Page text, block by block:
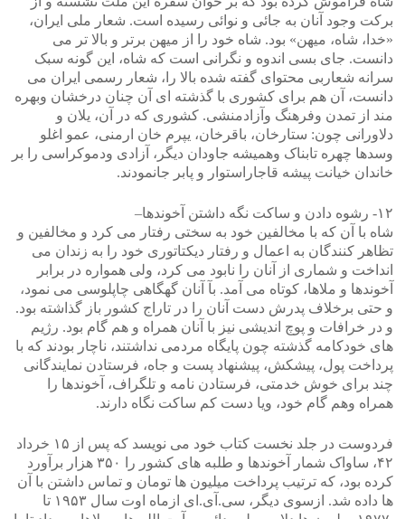
برکت وجود آنان به جائی و نوائی رسیده است. شعار ملی ایران،
«خدا، شاه، میهن» بود. شاه خود را از میهن برتر و بالا تر می
دانست. جای بسی اندوه و نگرانی است که شاه، این گونه سبک
سرانه شعاربی محتوای گفته شده بالا را، شعار رسمی ایران می
دانست، آن هم برای کشوری با گذشته ای آن چنان درخشان وبهره
مند از تمدن وفرهنگ وآزادمنشی. کشوری که در آن، یلان و
دلاورانی چون: ستارخان، باقرخان، یپرم خان ارمنی، عمو اغلو
وسدها چهره تابناک وهمیشه جاودان دیگر، آزادی ودموکراسی را بر
خاندان خیانت پیشه قاجاراستوار و پابر جانمودند.
۱۲- رشوه دادن و ساکت نگه داشتن آخوندها–
شاه با آن که با مخالفین خود به سختی رفتار می کرد و مخالفین و
تظاهر کنندگان به اعمال و رفتار دیکتاتوری خود را به زندان می
انداخت و شماری از آنان را نابود می کرد، ولی همواره در برابر
آخوندها و ملاها، کوتاه می آمد. بآ آنان گهگاهی چاپلوسی می نمود،
و حتی برخلاف پدرش دست آنان را در تاراج کشور باز گذاشته بود.
و در خرافات و پوچ اندیشی نیز با آنان همراه و هم گام بود. رژیم
های خودکامه گذشته چون پایگاه مردمی نداشتند، ناچار بودند که با
پرداخت پول، پیشکش، پیشنهاد پست و جاه، فرستادن نمایندگانی
چند برای خوش خدمتی، فرستادن نامه و تلگراف، آخوندها را
همراه وهم گام خود، ویا دست کم ساکت نگاه دارند.
فردوست در جلد نخست کتاب خود می نویسد که پس از ۱۵ خرداد
۴۲، ساواک شمار آخوندها و طلبه های کشور را ۳۵۰ هزار برآورد
کرده بود، که ترتیب پرداخت میلیون ها تومان و تماس داشتن با آن
ها داده شد. ازسوی دیگر، سی.آی.ای ازماه اوت سال ۱۹۵۳ تا